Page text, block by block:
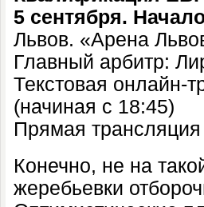
5 сентября.
Львов. «Арена
Главный арбитр:
Текстовая онлайн-
(начиная с 18:45)
Прямая
Конечно, не на
жеребьевки